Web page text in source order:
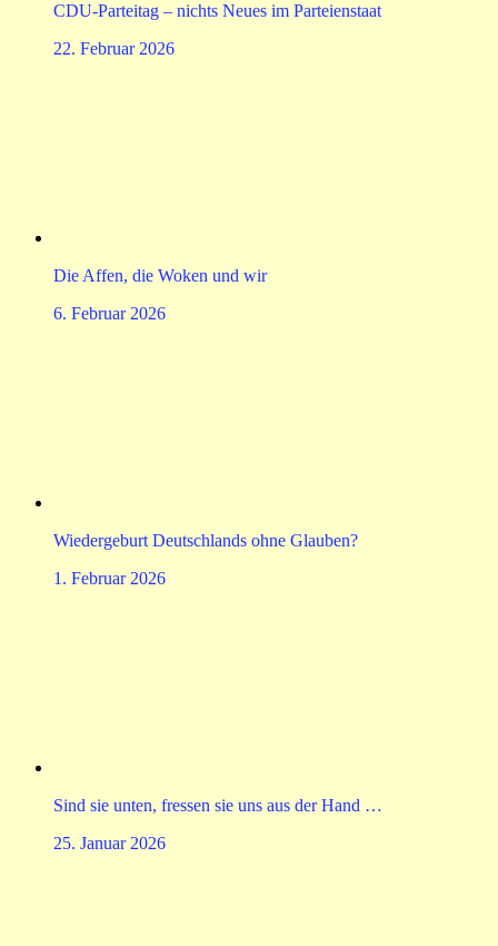
CDU-Parteitag – nichts Neues im Parteienstaat
22. Februar 2026
Die Affen, die Woken und wir
6. Februar 2026
Wiedergeburt Deutschlands ohne Glauben?
1. Februar 2026
Sind sie unten, fressen sie uns aus der Hand …
25. Januar 2026